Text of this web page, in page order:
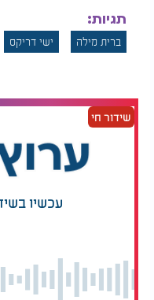
תגיות:
ברית מילה ישי דריקס
שידור חי
עכשיו